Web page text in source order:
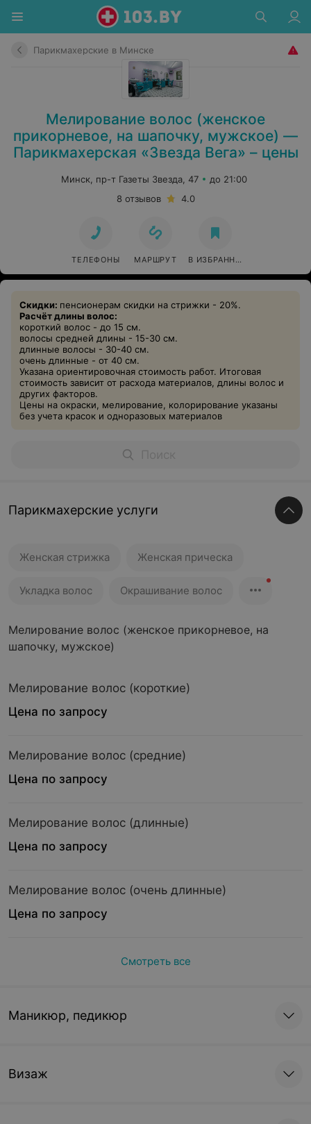
Парикмахерские в Минске
Мелирование волос (женское
прикорневое, на шапочку, мужское) —
Парикмахерская «Звезда Вега» – цены
Минск, пр-т Газеты Звезда, 47
до 21:00
8 отзывов
4.0
ТЕЛЕФОНЫ МАРШРУТ В ИЗБРАННОЕ
Скидки: пенсионерам скидки на стрижки - 20%.
Расчёт длины волос:
короткий волос - до 15 см.
волосы средней длины - 15-30 см.
длинные волосы - 30-40 см.
очень длинные - от 40 см.
Указана ориентировочная стоимость работ. Итоговая
стоимость зависит от расхода материалов, длины волос и
других факторов.
Цены на окраски, мелирование, колорирование указаны
без учета красок и одноразовых материалов
Парикмахерские услуги
Женская стрижка Женская прическа
Укладка волос Окрашивание волос
Мелирование волос (женское прикорневое, на
шапочку, мужское)
Мелирование волос (короткие)
Цена по запросу
Мелирование волос (средние)
Цена по запросу
Мелирование волос (длинные)
Цена по запросу
Мелирование волос (очень длинные)
Цена по запросу
Смотреть все
Маникюр, педикюр
Визаж